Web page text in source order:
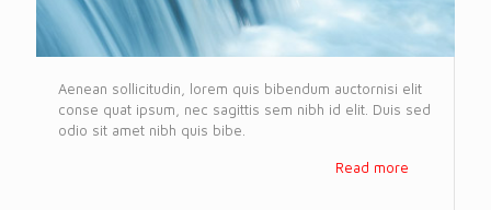
Aenean sollicitudin, lorem quis bibendum auctornisi elit
conse quat ipsum, nec sagittis sem nibh id elit. Duis sed
odio sit amet nibh quis bibe.
Read more